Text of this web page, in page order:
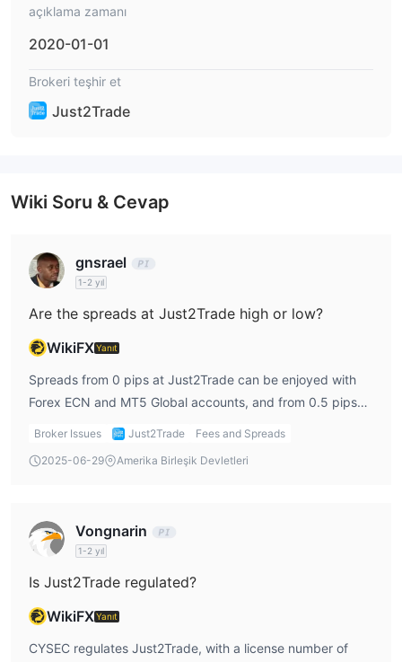
Just2Trade farklı para birimlerinde kullanılabilen
para çekme ve yatırma seçeneği
açıklama zamanı
2020-01-01
Brokeri teşhir et
Just2Trade
Wiki Soru & Cevap
gnsrael
1-2 yıl
Are the spreads at Just2Trade high or low?
WikiFXYanıt
Spreads from 0 pips at Just2Trade can be enjoyed with
Forex ECN and MT5 Global accounts, and from 0.5 pips
on Forex and CFD Standard accounts.
Broker Issues Just2Trade
Fees and Spreads
2025-06-29
Amerika Birleşik Devletleri
Vongnarin
1-2 yıl
Is Just2Trade regulated?
WikiFXYanıt
CYSEC regulates Just2Trade, with a license number of